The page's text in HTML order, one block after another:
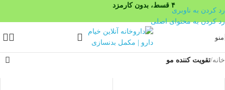
۴ قسط، بدون کارمزد
رد کردن به ناوبری
رد کردن به محتوای اصلی
منو
خانه/تقویت کننده مو